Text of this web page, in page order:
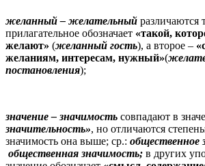
желанный– желательный различаются
прилагательное обозначает «такой,
желают» (желанный гость), а второе –
желаниям, интересам, нужный»(
постановления);
значение– значимость совпадают в
значительность», но отличаются
значимость она выше; ср.: общественное
общественная значимость; в других